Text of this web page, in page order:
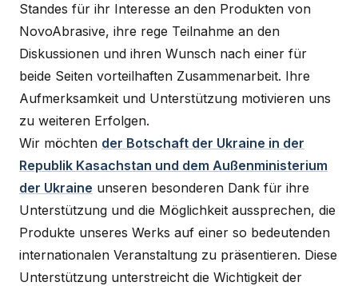
Standes für ihr Interesse an den Produkten von
NovoAbrasive, ihre rege Teilnahme an den
Diskussionen und ihren Wunsch nach einer für
beide Seiten vorteilhaften Zusammenarbeit. Ihre
Aufmerksamkeit und Unterstützung motivieren uns
zu weiteren Erfolgen.
Wir möchten der Botschaft der Ukraine in der
Republik Kasachstan und dem Außenministerium
der Ukraine unseren besonderen Dank für ihre
Unterstützung und die Möglichkeit aussprechen, die
Produkte unseres Werks auf einer so bedeutenden
internationalen Veranstaltung zu präsentieren. Diese
Unterstützung unterstreicht die Wichtigkeit der